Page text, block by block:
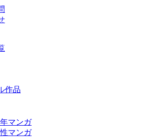
作品
マンガ
マンガ